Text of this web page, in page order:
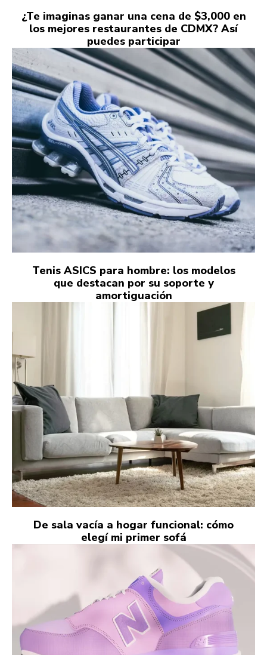
¿Te imaginas ganar una cena de $3,000 en
los mejores restaurantes de CDMX? Así
puedes participar
Tenis ASICS para hombre: los modelos
que destacan por su soporte y
amortiguación
De sala vacía a hogar funcional: cómo
elegí mi primer sofá